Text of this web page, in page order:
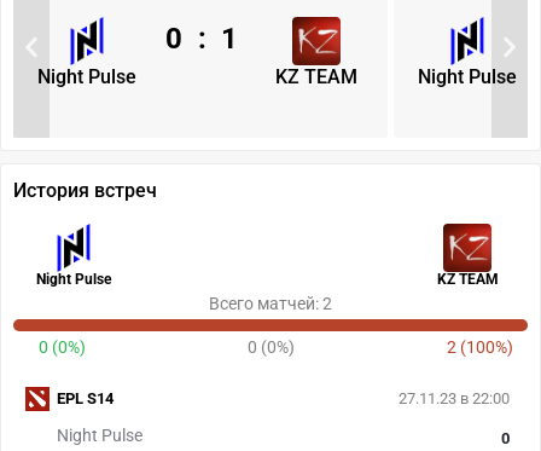
Night Pulse KZ TEAM
0 : 1
Night Pulse
История встреч
Night Pulse KZ TEAM
Всего матчей: 2
0 (0%) 0 (0%) 2 (100%)
27.11.23 в 22:00
Night Pulse
0
EPL S14